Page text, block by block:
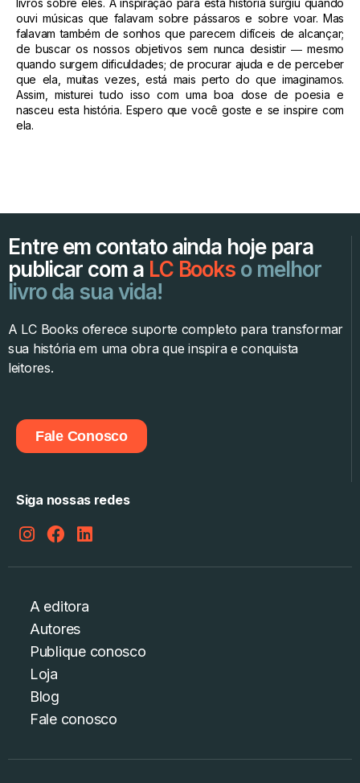
livros sobre eles. A inspiração para esta história surgiu quando
ouvi músicas que falavam sobre pássaros e sobre voar. Mas
falavam também de sonhos que parecem difíceis de alcançar;
de buscar os nossos objetivos sem nunca desistir ― mesmo
quando surgem dificuldades; de procurar ajuda e de perceber
que ela, muitas vezes, está mais perto do que imaginamos.
Assim, misturei tudo isso com uma boa dose de poesia e
nasceu esta história. Espero que você goste e se inspire com
ela.
Entre em contato ainda hoje para
publicar com a LC Books o melhor
livro da sua vida!
A LC Books oferece suporte completo para transformar
sua história em uma obra que inspira e conquista
leitores.
Fale Conosco
Siga nossas redes
A editora
Autores
Publique conosco
Loja
Blog
Fale conosco